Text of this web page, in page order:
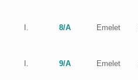
I. 8/A Emelet
I. 9/A Emelet